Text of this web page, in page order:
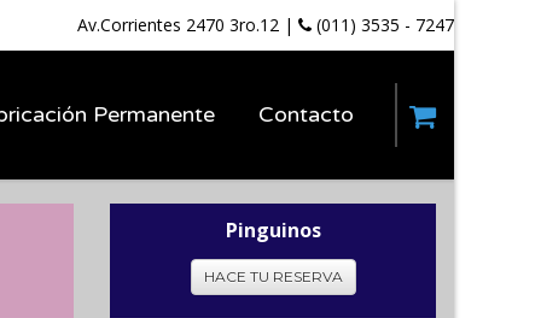
Av.Corrientes 2470 3ro.12 | (011) 3535 - 7247
Permanente Contacto
Pinguinos
HACE TU RESERVA